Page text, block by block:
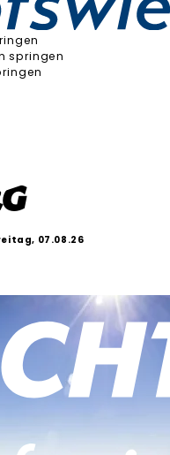
springen
07.08.26